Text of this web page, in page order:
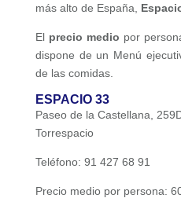
más alto de España,
El precio medio por
dispone de un Menú
de las comidas.
ESPACIO 33
Paseo de la Castellana,
Torrespacio
Teléfono: 91 427 68 91
Precio medio por persona: